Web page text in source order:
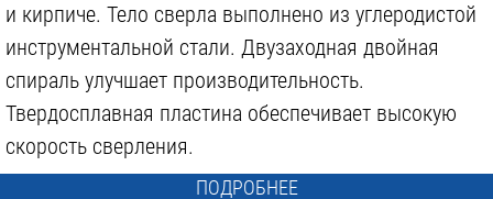
и кирпиче. Тело сверла выполнено из углеродистой
инструментальной стали. Двузаходная двойная
спираль улучшает производительность.
Твердосплавная пластина обеспечивает высокую
скорость сверления.
ПОДРОБНЕЕ